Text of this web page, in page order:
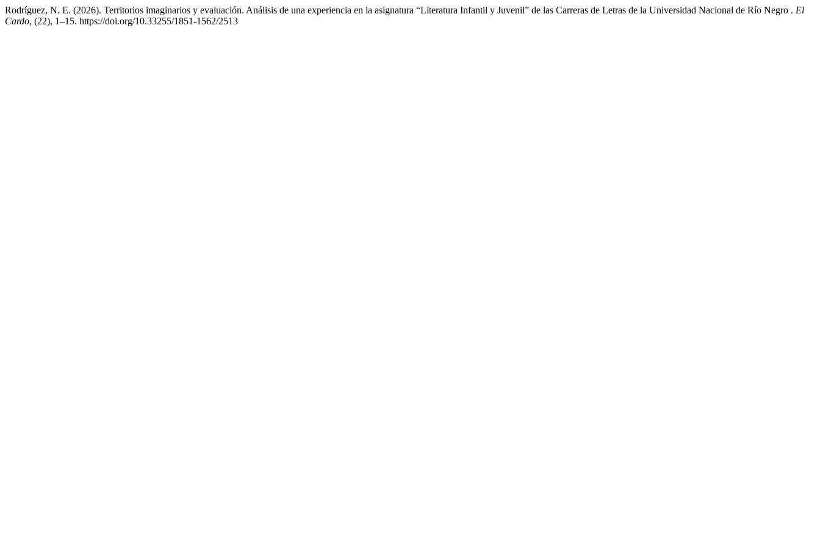
Rodríguez, N. E. (2026). Territorios imaginarios y evaluación. Análisis de una experiencia en la asignatura “Literatura Infantil y Juvenil” de las Carreras de Letras de la Universidad Nacional de Río Negro . El
Cardo, (22), 1–15. https://doi.org/10.33255/1851-1562/2513